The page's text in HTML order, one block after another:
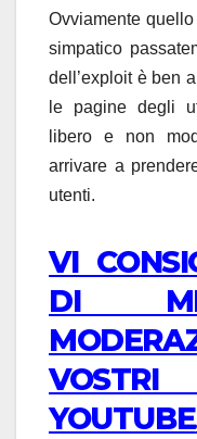
Ovviamente
simpatico
dell’exploit è ben
le pagine degli
libero e non
arrivare a
utenti.
VI
DI
YOUTUBE